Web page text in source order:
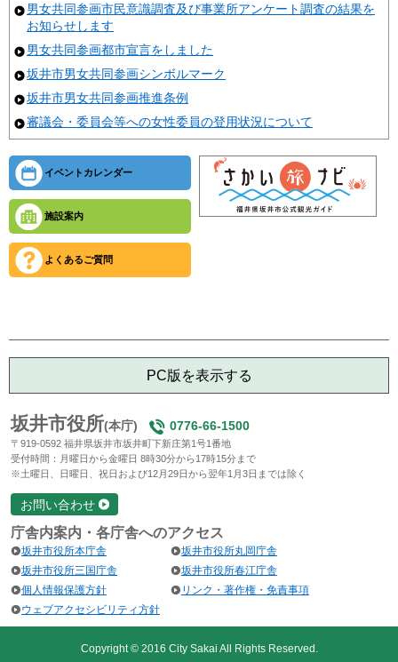
男女共同参画市民意識調査及び事業所アンケート調査の結果を
お知らせします
男女共同参画都市宣言をしました
坂井市男女共同参画シンボルマーク
坂井市男女共同参画推進条例
審議会・委員会等への女性委員の登用状況について
イベントカレンダー
施設案内
よくあるご質問
PC版を表示する
坂井市役所(本庁) 0776-66-1500
〒919-0592 福井県坂井市坂井町下新庄第1号1番地
受付時間：月曜日から金曜日 8時30分から17時15分まで
※土曜日、日曜日、祝日および12月29日から翌年1月3日までは除く
お問い合わせ
庁舎内案内・各庁舎へのアクセス
坂井市役所本庁舎
坂井市役所丸岡庁舎
坂井市役所三国庁舎
坂井市役所春江庁舎
個人情報保護方針
リンク・著作権・免責事項
ウェブアクセシビリティ方針
Copyright © 2016 City Sakai All Rights Reserved.